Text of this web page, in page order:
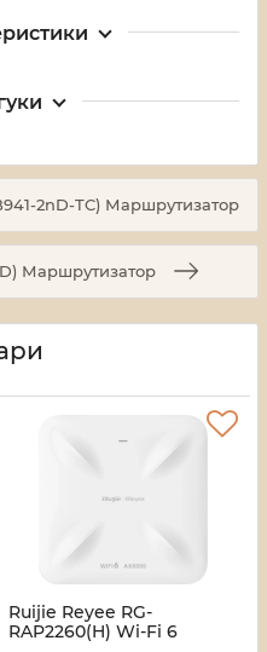
2nD-TC) Маршрутизатор
Маршрутизатор
Ruijie Reyee RG-
RAP2260(H) Wi-Fi 6